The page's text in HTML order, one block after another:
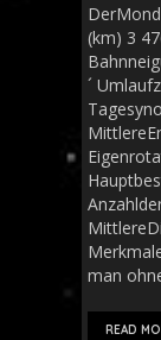
(km) 3
´
man
READ